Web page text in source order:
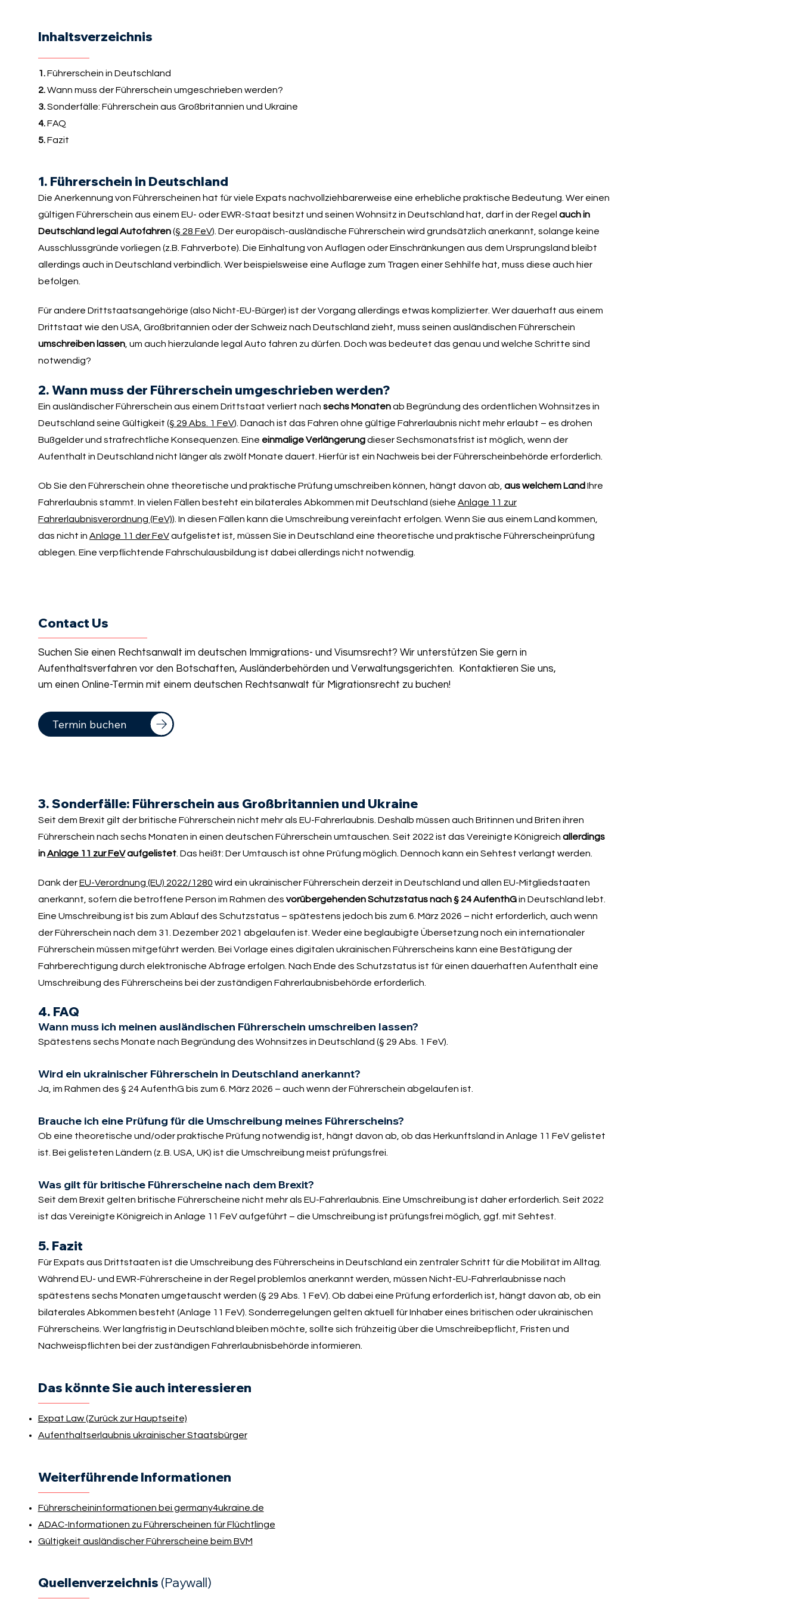
Inhaltsverzeichnis
1.Führerschein in Deutschland
2.Wann muss der Führerschein umgeschrieben werden?
3.Sonderfälle: Führerschein aus Großbritannien und Ukraine
4.FAQ
5.Fazit
1. Führerschein in Deutschland
Die Anerkennung von Führerscheinen hat für viele Expats nachvollziehbarerweise eine erhebliche praktische Bedeutung. Wer einen
gültigen Führerschein aus einem EU- oder EWR-Staat besitzt und seinen Wohnsitz in Deutschland hat, darf in der Regel auch in
Deutschland legal Autofahren(§ 28 FeV). Der europäisch-ausländische Führerschein wird grundsätzlich anerkannt, solange keine
Ausschlussgründe vorliegen (z.B. Fahrverbote). Die Einhaltung von Auflagen oder Einschränkungen aus dem Ursprungsland bleibt
allerdings auch in Deutschland verbindlich. Wer beispielsweise eine Auflage zum Tragen einer Sehhilfe hat, muss diese auch hier
befolgen.
Für andere Drittstaatsangehörige (also Nicht-EU-Bürger) ist der Vorgang allerdings etwas komplizierter. Wer dauerhaft aus einem
Drittstaat wie den USA, Großbritannien oder der Schweiz nach Deutschland zieht, muss seinen ausländischen Führerschein
umschreiben lassen, um auch hierzulande legal Auto fahren zu dürfen. Doch was bedeutet das genau und welche Schritte sind
notwendig?
2. Wann muss der Führerschein umgeschrieben werden?
Ein ausländischer Führerschein aus einem Drittstaat verliert nach sechs Monatenab Begründung des ordentlichen Wohnsitzes in
Deutschland seine Gültigkeit (§ 29 Abs. 1 FeV). Danach ist das Fahren ohne gültige Fahrerlaubnis nicht mehr erlaubt – es drohen
Bußgelder und strafrechtliche Konsequenzen. Eine einmalige Verlängerungdieser Sechsmonatsfrist ist möglich, wenn der
Aufenthalt in Deutschland nicht länger als zwölf Monate dauert. Hierfür ist ein Nachweis bei der Führerscheinbehörde erforderlich.
Ob Sie den Führerschein ohne theoretische und praktische Prüfung umschreiben können, hängt davon ab, aus welchem Land Ihre
Fahrerlaubnis stammt. In vielen Fällen besteht ein bilaterales Abkommen mit Deutschland (siehe Anlage 11 zur
Fahrerlaubnisverordnung (FeV)). In diesen Fällen kann die Umschreibung vereinfacht erfolgen. Wenn Sie aus einem Land kommen,
das nicht in Anlage 11 der FeVaufgelistet ist, müssen Sie in Deutschland eine theoretische und praktische Führerscheinprüfung
ablegen. Eine verpflichtende Fahrschulausbildung ist dabei allerdings nicht notwendig.
Contact Us
Suchen Sie einen Rechtsanwalt im deutschen Immigrations- und Visumsrecht? Wir unterstützen Sie gern in
Aufenthaltsverfahren vor den Botschaften, Ausländerbehörden und Verwaltungsgerichten. Kontaktieren Sie uns,
um einen Online-Termin mit einem deutschen Rechtsanwalt für Migrationsrecht zu buchen!
Termin buchen
3. Sonderfälle: Führerschein aus Großbritannien und Ukraine
Seit dem Brexit gilt der britische Führerschein nicht mehr als EU-Fahrerlaubnis. Deshalb müssen auch Britinnen und Briten ihren
Führerschein nach sechs Monaten in einen deutschen Führerschein umtauschen. Seit 2022 ist das Vereinigte Königreich allerdings
inAnlage 11 zur FeVaufgelistet. Das heißt: Der Umtausch ist ohne Prüfung möglich. Dennoch kann ein Sehtest verlangt werden.
Dank derEU-Verordnung (EU) 2022/1280 wird ein ukrainischer Führerschein derzeit in Deutschland und allen EU-Mitgliedstaaten
anerkannt, sofern die betroffene Person im Rahmen des vorübergehenden Schutzstatus nach § 24 AufenthGin Deutschland lebt.
Eine Umschreibung ist bis zum Ablauf des Schutzstatus – spätestens jedoch bis zum 6. März 2026 – nicht erforderlich, auch wenn
der Führerschein nach dem 31. Dezember 2021 abgelaufen ist. Weder eine beglaubigte Übersetzung noch ein internationaler
Führerschein müssen mitgeführt werden. Bei Vorlage eines digitalen ukrainischen Führerscheins kann eine Bestätigung der
Fahrberechtigung durch elektronische Abfrage erfolgen. Nach Ende des Schutzstatus ist für einen dauerhaften Aufenthalt eine
Umschreibung des Führerscheins bei der zuständigen Fahrerlaubnisbehörde erforderlich.
4. FAQ
Wann muss ich meinen ausländischen Führerschein umschreiben lassen?
Spätestens sechs Monate nach Begründung des Wohnsitzes in Deutschland (§ 29 Abs. 1 FeV).
Wird ein ukrainischer Führerschein in Deutschland anerkannt?
Ja, im Rahmen des § 24 AufenthG bis zum 6. März 2026 – auch wenn der Führerschein abgelaufen ist.
Brauche ich eine Prüfung für die Umschreibung meines Führerscheins?
Ob eine theoretische und/oder praktische Prüfung notwendig ist, hängt davon ab, ob das Herkunftsland in Anlage 11 FeV gelistet
ist. Bei gelisteten Ländern (z. B. USA, UK) ist die Umschreibung meist prüfungsfrei.
Was gilt für britische Führerscheine nach dem Brexit?
Seit dem Brexit gelten britische Führerscheine nicht mehr als EU-Fahrerlaubnis. Eine Umschreibung ist daher erforderlich. Seit 2022
ist das Vereinigte Königreich in Anlage 11 FeV aufgeführt – die Umschreibung ist prüfungsfrei möglich, ggf. mit Sehtest.
5. Fazit
Für Expats aus Drittstaaten ist die Umschreibung des Führerscheins in Deutschland ein zentraler Schritt für die Mobilität im Alltag.
Während EU- und EWR-Führerscheine in der Regel problemlos anerkannt werden, müssen Nicht-EU-Fahrerlaubnisse nach
spätestens sechs Monaten umgetauscht werden (§ 29 Abs. 1 FeV). Ob dabei eine Prüfung erforderlich ist, hängt davon ab, ob ein
bilaterales Abkommen besteht (Anlage 11 FeV). Sonderregelungen gelten aktuell für Inhaber eines britischen oder ukrainischen
Führerscheins. Wer langfristig in Deutschland bleiben möchte, sollte sich frühzeitig über die Umschreibepflicht, Fristen und
Nachweispflichten bei der zuständigen Fahrerlaubnisbehörde informieren.
Das könnte Sie auch interessieren
Expat Law (Zurück zur Hauptseite)
Aufenthaltserlaubnis ukrainischer Staatsbürger
Weiterführende Informationen
Führerscheininformationen bei germany4ukraine.de
ADAC-Informationen zu Führerscheinen für Flüchtlinge
Gültigkeit ausländischer Führerscheine beim BVM
Quellenverzeichnis (Paywall)